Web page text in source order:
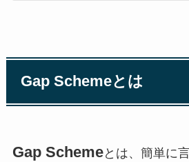
Gap Schemeとは
Gap Schemeとは、簡単に